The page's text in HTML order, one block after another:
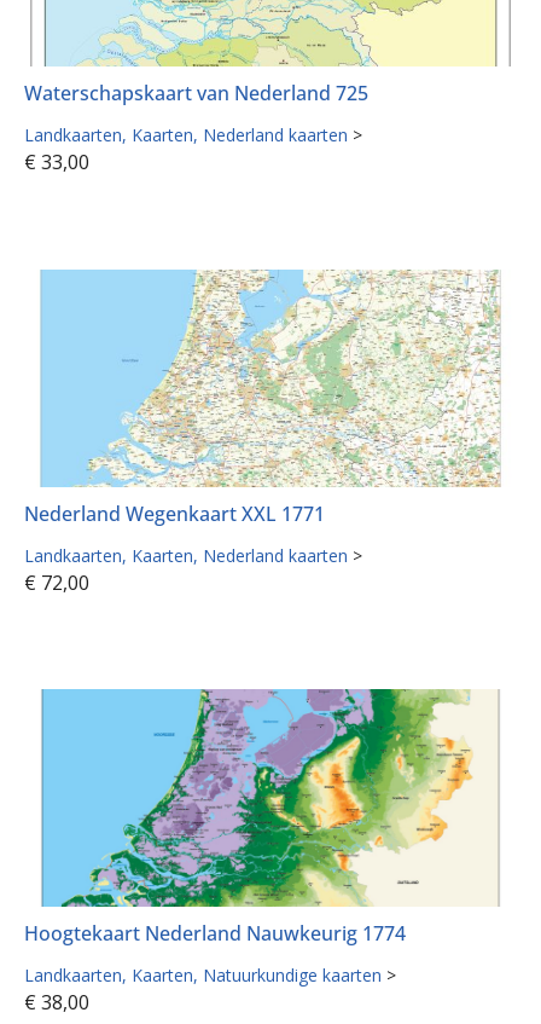
Waterschapskaart van Nederland 725
Landkaarten Kaarten Nederland kaarten >
€ 33,00
Nederland Wegenkaart XXL 1771
Landkaarten Kaarten Nederland kaarten >
€ 72,00
Hoogtekaart Nederland Nauwkeurig 1774
Landkaarten Kaarten Natuurkundige kaarten >
€ 38,00